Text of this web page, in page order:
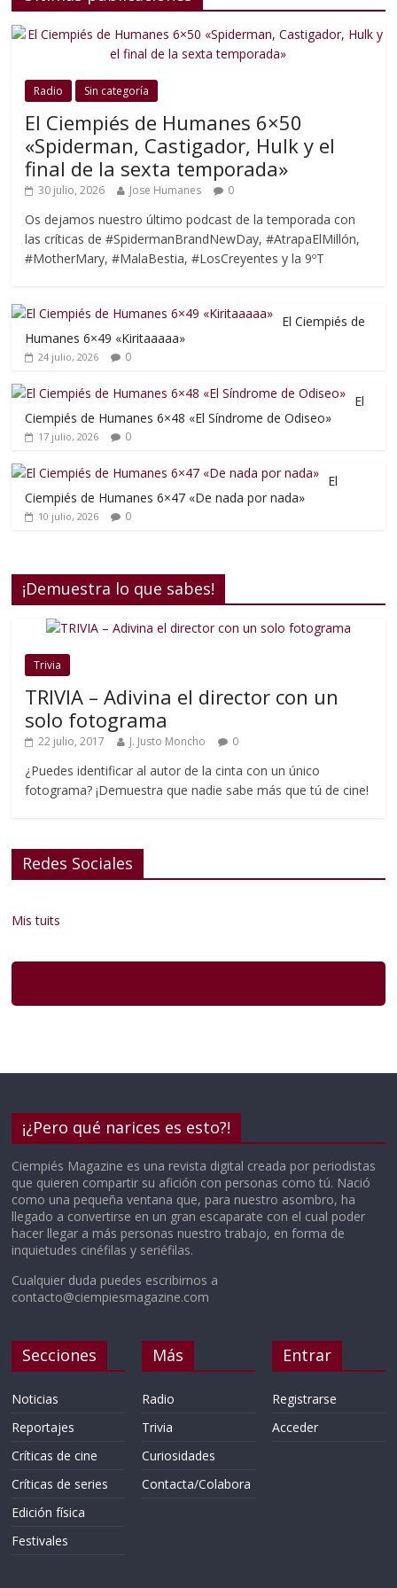
Radio Sin categoría
El Ciempiés de Humanes 6×50
«Spiderman, Castigador, Hulk y el
final de la sexta temporada»
30 julio, 2026 Jose Humanes 0
Os dejamos nuestro último podcast de la temporada con
las críticas de #SpidermanBrandNewDay, #AtrapaElMillón,
#MotherMary, #MalaBestia, #LosCreyentes y la 9ºT
El Ciempiés de
Humanes 6×49 «Kiritaaaaa»
24 julio, 2026 0
El
Ciempiés de Humanes 6×48 «El Síndrome de Odiseo»
17 julio, 2026 0
El
Ciempiés de Humanes 6×47 «De nada por nada»
10 julio, 2026 0
¡Demuestra lo que sabes!
Trivia
TRIVIA – Adivina el director con un
solo fotograma
22 julio, 2017 J. Justo Moncho 0
¿Puedes identificar al autor de la cinta con un único
fotograma? ¡Demuestra que nadie sabe más que tú de cine!
Redes Sociales
Mis tuits
¡¿Pero qué narices es esto?!
Ciempiés Magazine es una revista digital creada por periodistas
que quieren compartir su afición con personas como tú. Nació
como una pequeña ventana que, para nuestro asombro, ha
llegado a convertirse en un gran escaparate con el cual poder
hacer llegar a más personas nuestro trabajo, en forma de
inquietudes cinéfilas y seriéfilas.
Cualquier duda puedes escribirnos a
contacto@ciempiesmagazine.com
Secciones
Noticias
Reportajes
Críticas de cine
Críticas de series
Edición física
Festivales
Más
Radio
Trivia
Curiosidades
Contacta/Colabora
Entrar
Registrarse
Acceder